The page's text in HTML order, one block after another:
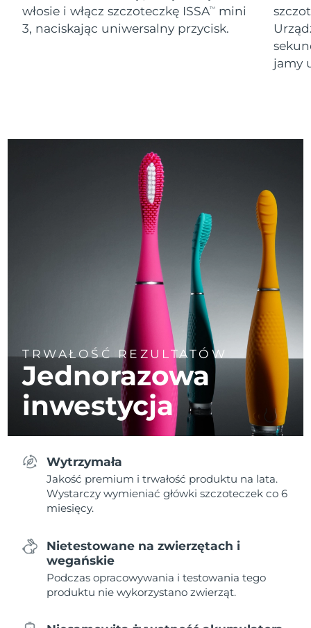
włosie i włącz szczoteczkę ISSATM
mini
3, naciskając uniwersalny przycisk.
jamy
TRWAŁOŚĆ REZULTATÓW
Jednorazowa
inwestycja
Wytrzymała
Jakość premium i trwałość produktu na lata.
Wystarczy wymieniać główki szczoteczek co 6
miesięcy.
Nietestowane na zwierzętach i
wegańskie
Podczas opracowywania i testowania tego
produktu nie wykorzystano zwierząt.